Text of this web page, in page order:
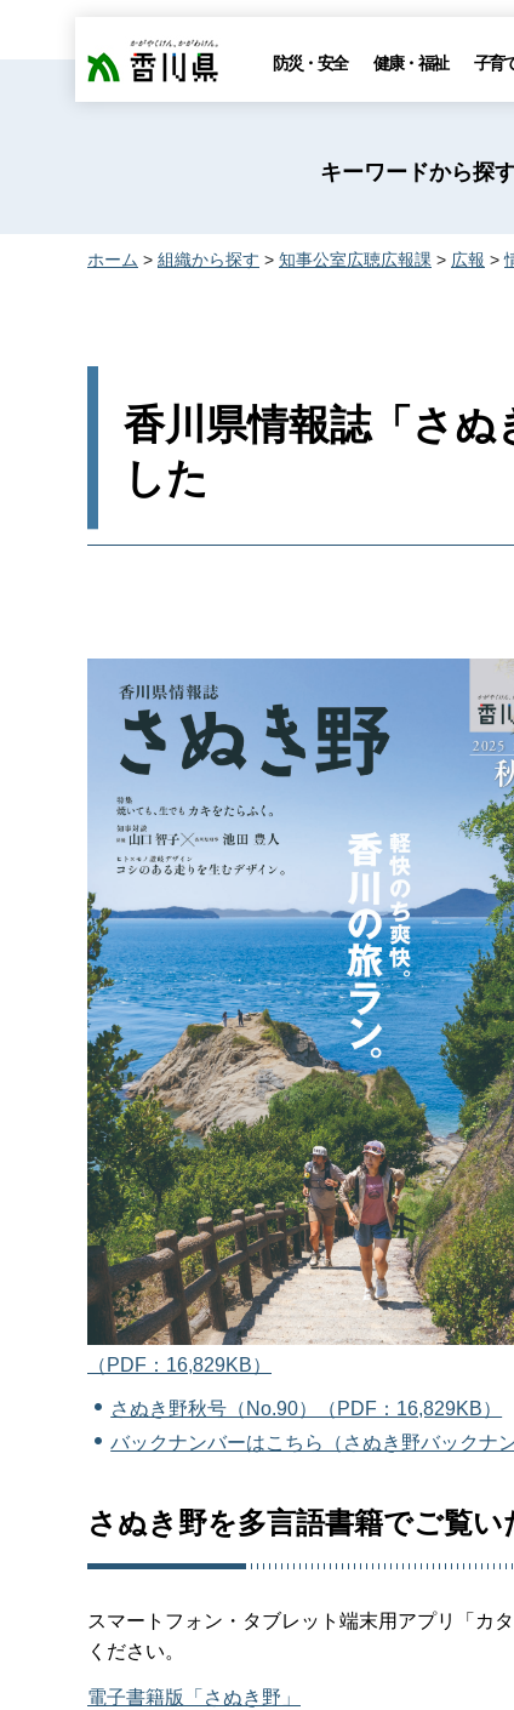
香川県 防災・安全 健康・福祉 子育
キーワードから探
ホーム > 組織から探す > 知事公室広聴広報課 > 広報 >
香川県情報誌「さ
した
（PDF：16,829KB）
さぬき野秋号（No.90）（PDF：16,829KB）
バックナンバーはこちら（さぬき野バックナ
さぬき野を多言語書籍でご覧い
スマートフォン・タブレット端末用アプリ「カ
ください。
電子書籍版「さぬき野」